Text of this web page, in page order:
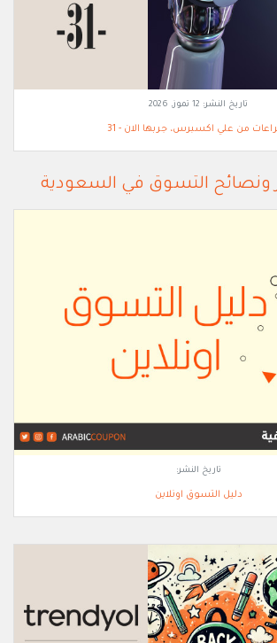
تاريخ النشر: 12 تموز, 2026
من علي اكسبرس، جربها الان - 31
ونصائح التسوق في السعودية
تاريخ النشر:
دليل التسوق اونلاين